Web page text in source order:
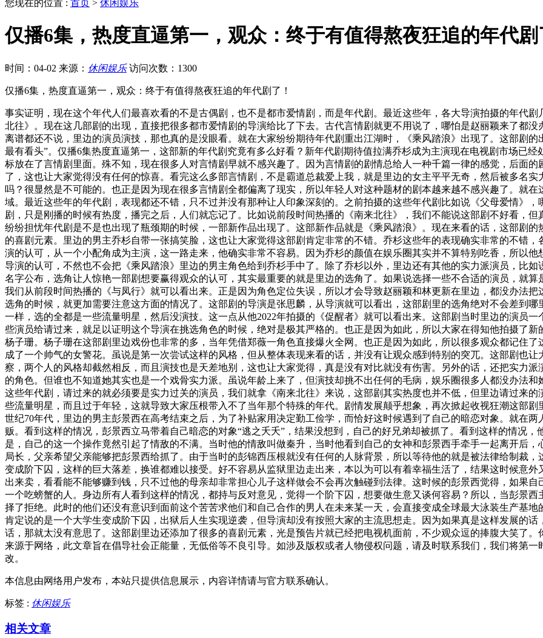
您现在的位置 : 首页 > 休闲娱乐
仅播6集，热度直逼第一，观众：终于有值得熬夜狂追的年代剧
时间：04-02 来源： 休闲娱乐 访问次数：1300
仅播6集，热度直逼第一，观众：终于有值得熬夜狂追的年代剧了！
事实证明，现在这个年代人们最喜欢看的不是古偶剧，也不是都市爱情剧，而是年代剧。最近这些年，各大导演拍摄的年代
北往》。现在这几部剧的出现，直接把很多都市爱情剧的导演给比了下去。古代言情剧就更不用说了，哪怕是赵丽颖来了都
离谱都还不说，里边的演员演技，那也真的是没眼看。就在大家纷纷期待年代剧重出江湖时，《乘风踏浪》出现了。这部剧
最有看头”。仅播6集热度直逼第一，这部新的年代剧究竟有多么好看？新年代剧期待值拉满乔杉成为主演现在电视剧市场已
标放在了言情剧里面。殊不知，现在很多人对言情剧早就不感兴趣了。因为言情剧的剧情总给人一种千篇一律的感觉，后面
了，这也让大家觉得没有任何的惊喜。看完这么多部言情剧，不是霸道总裁爱上我，就是里边的女主平平无奇，然后被多名
吗？很显然是不可能的。也正是因为现在很多言情剧全都偏离了现实，所以年轻人对这种题材的剧本越来越不感兴趣了。就
域。最近这些年的年代剧，表现都还不错，只不过并没有那种让人印象深刻的。之前拍摄的这些年代剧比如说《父母爱情》
剧，只是刚播的时候有热度，播完之后，人们就忘记了。比如说前段时间热播的《南来北往》，我们不能说这部剧不好看，
纷纷担忧年代剧是不是也出现了瓶颈期的时候，一部新作品出现了。这部新作品就是《乘风踏浪》。现在来看的话，这部剧
的喜剧元素。里边的男主乔杉自带一张搞笑脸，这也让大家觉得这部剧肯定非常的不错。乔杉这些年的表现确实非常的不错
演的认可，从一个小配角成为主演，这一路走来，他确实非常不容易。因为乔杉的颜值在娱乐圈其实并不算特别吃香，所以
导演的认可，不然也不会把《乘风踏浪》里边的男主角色给到乔杉手中了。除了乔杉以外，里边还有其他的实力派演员，比
名字公布，选角让人惊艳一部剧想要赢得观众的认可，其实最重要的就是里边的选角了。如果说选择一些不合适的演员，就
我们从前段时间热播的《与凤行》就可以看出来。正是因为角色定位失误，所以才会导致赵丽颖和林更新在里边，都没办法
选角的时候，就更加需要注意这方面的情况了。这部剧的导演是张思麟，从导演就可以看出，这部剧里的选角绝对不会差到
一样，选的全都是一些流量明星，然后没演技。这一点从他2022年拍摄的《促醒者》就可以看出来。这部剧当时里边的演员
些演员给请过来，就足以证明这个导演在挑选角色的时候，绝对是极其严格的。也正是因为如此，所以大家在得知他拍摄了
杨子珊。杨子珊在这部剧里边戏份也非常的多，当年凭借郑薇一角色直接爆火全网。也正是因为如此，所以很多观众都记住
成了一个帅气的女警花。虽说是第一次尝试这样的风格，但从整体表现来看的话，并没有让观众感到特别的突兀。这部剧也
察，两个人的风格却截然相反，而且演技也是天差地别，这也让大家觉得，真是没有对比就没有伤害。另外的话，还把实力
的角色。但谁也不知道她其实也是一个戏骨实力派。虽说年龄上来了，但演技却挑不出任何的毛病，娱乐圈很多人都没办法
这些年代剧，请过来的就必须要是实力过关的演员，我们就拿《南来北往》来说，这部剧其实热度也并不低，但里边请过来
些流量明星，而且过于年轻，这就导致大家压根带入不了当年那个特殊的年代。剧情发展颠乎想象，再次掀起收视狂潮这部
世纪70年代，里边的男主彭景西在高考结束之后，为了补贴家用决定勤工俭学，而恰好这时候遇到了自己的暗恋对象。就在
贩。看到这样的情况，彭景西立马带着自己暗恋的对象“逃之夭夭”，结果没想到，自己的好兄弟却被抓了。看到这样的情况
是，自己的这一个操作竟然引起了情敌的不满。当时他的情敌叫做秦升，当时他看到自己的女神和彭景西手牵手一起离开后
局长，父亲希望父亲能够把彭景西给抓了。由于当时的彭锦西压根就没有任何的人脉背景，所以等待他的就是被法律给制裁
变成阶下囚，这样的巨大落差，换谁都难以接受。好不容易从监狱里边走出来，本以为可以有着幸福生活了，结果这时候意
出来卖，看看能不能够赚到钱，只不过他的母亲却非常担心儿子这样做会不会再次触碰到法律。这时候的彭景西觉得，如果
一个吃螃蟹的人。身边所有人看到这样的情况，都持与反对意见，觉得一个阶下囚，想要做生意又谈何容易？所以，当彭景
择了拒绝。此时的他们还没有意识到面前这个苦苦求他们和自己合作的男人在未来某一天，会直接变成全球最大泳装生产基
肯定说的是一个大学生变成阶下囚，出狱后人生实现逆袭，但导演却没有按照大家的主流思想走。因为如果真是这样发展的
话，那就太没有意思了。这部剧里边还添加了很多的喜剧元素，光是预告片就已经把电视机面前，不少观众逗的捧腹大笑了
来源于网络，此文章旨在倡导社会正能量，无低俗等不良引导。如涉及版权或者人物侵权问题，请及时联系我们，我们将第
改。
本信息由网络用户发布， 本站只提供信息展示，内容详情请与官方联系确认。
标签 : 休闲娱乐
相关文章